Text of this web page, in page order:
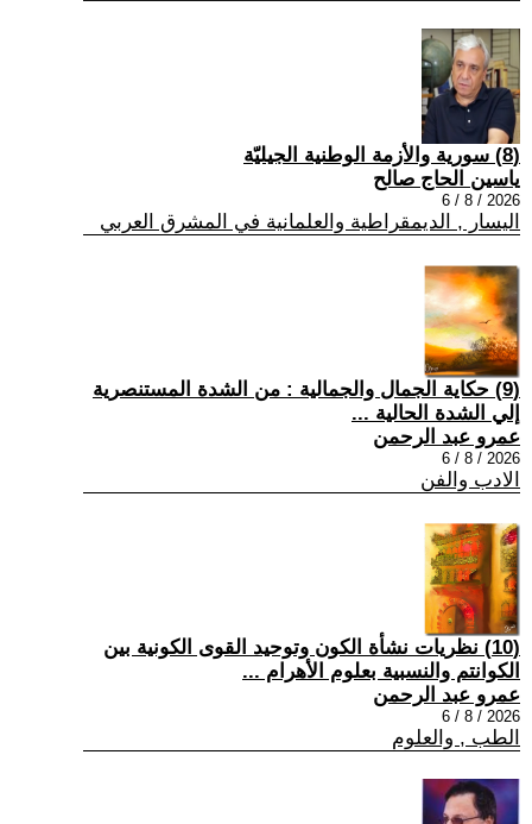
(8) سورية والأزمة الوطنية الجيليّة
ياسين الحاج صالح
2026 / 8 / 6
اليسار , الديمقراطية والعلمانية في المشرق العربي
(9) حكاية الجمال والجمالية : من الشدة المستنصرية
إلي الشدة الحالية ...
عمرو عبد الرحمن
2026 / 8 / 6
الادب والفن
(10) نظريات نشأة الكون وتوحيد القوى الكونية بين
الكوانتم والنسبية بعلوم الأهرام ...
عمرو عبد الرحمن
2026 / 8 / 6
الطب , والعلوم